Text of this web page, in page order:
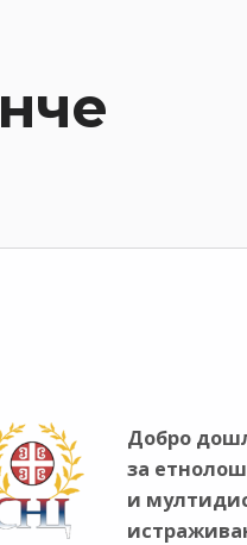
Добро
за
и